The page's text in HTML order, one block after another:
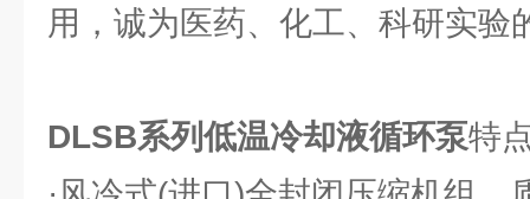
用，诚为医药、化工、科研实验
DLSB系列低温冷却液循环泵特